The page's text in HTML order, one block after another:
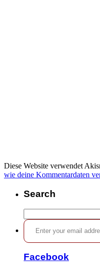
Diese Website verwendet
wie deine Kommentardaten
Search
nach:
Enter your email address …
Facebook